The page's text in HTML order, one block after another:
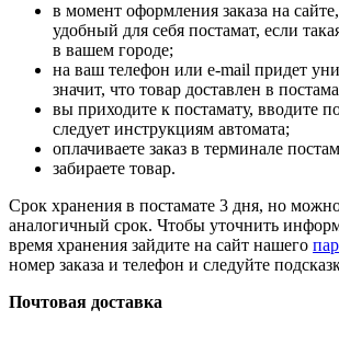
в момент оформления заказа на
удобный для себя постамат, если
в вашем городе;
на ваш телефон или e-mail придет
значит, что товар доставлен в
вы приходите к постамату, вводите
следует инструкциям автомата;
оплачиваете заказ в терминале
забираете товар.
Срок хранения в постамате 3 дня, но
аналогичный срок. Чтобы уточнить
время хранения зайдите на сайт нашего
номер заказа и телефон и следуйте
Почтовая доставка